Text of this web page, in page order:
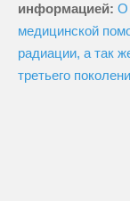
информацией: О
медицинской
радиации, а так
третьего